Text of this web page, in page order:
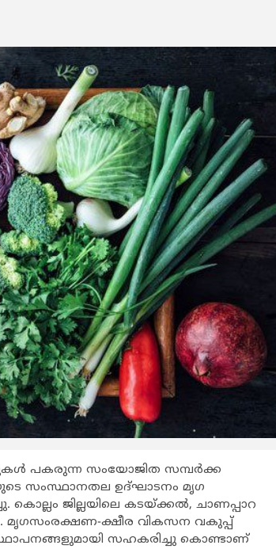
പകരുന്ന സംയോജിത സമ്പര്‍ക്ക
സംസ്ഥാനതല ഉദ്ഘാടനം മൃഗ
കൊല്ലം ജില്ലയിലെ കടയ്ക്കല്‍, ചാണപ്പാറ
മൃഗസംരക്ഷണ-ക്ഷീര വികസന വകുപ്പ്
സഹകരിച്ചു കൊണ്ടാണ്